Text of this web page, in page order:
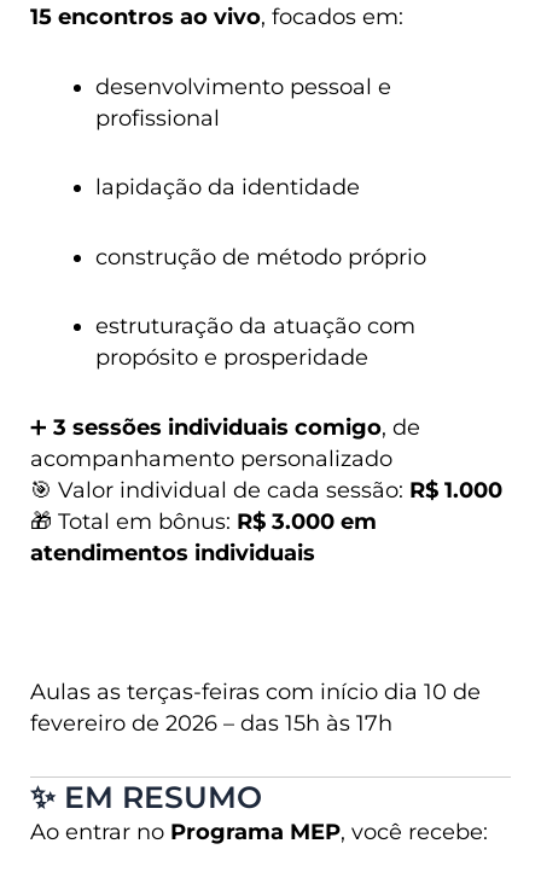
15 encontros ao vivo, focados em:
desenvolvimento pessoal e
profissional
lapidação da identidade
construção de método próprio
estruturação da atuação com
propósito e prosperidade
➕ 3 sessões individuais comigo, de
acompanhamento personalizado
🎯 Valor individual de cada sessão: R$ 1.000
🎁 Total em bônus: R$ 3.000 em
atendimentos individuais
Aulas as terças-feiras com início dia 10 de
fevereiro de 2026 – das 15h às 17h
✨ EM RESUMO
Ao entrar no Programa MEP, você recebe: